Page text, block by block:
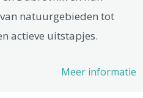
natuurgebieden tot
actieve uitstapjes.
Meer informatie